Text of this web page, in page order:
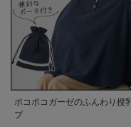
ポコポコガーゼのふんわり授
プ